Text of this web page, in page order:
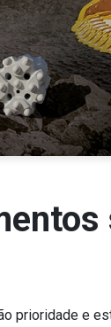
prioridade e